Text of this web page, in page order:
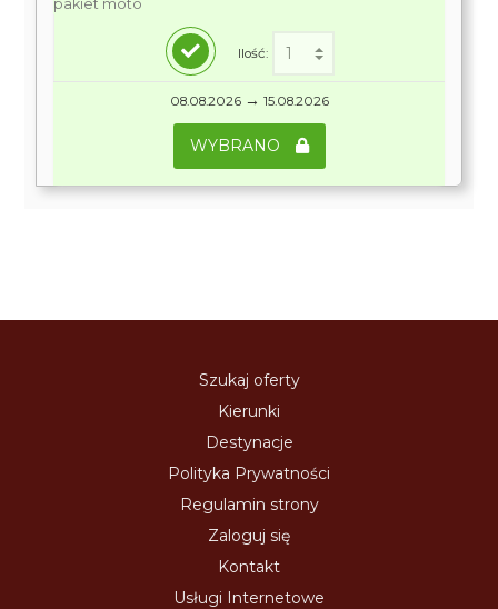
pakiet moto
Ilość:
08.08.2026 → 15.08.2026
WYBRANO
Szukaj oferty
Kierunki
Destynacje
Polityka Prywatności
Regulamin strony
Zaloguj się
Kontakt
Usługi Internetowe